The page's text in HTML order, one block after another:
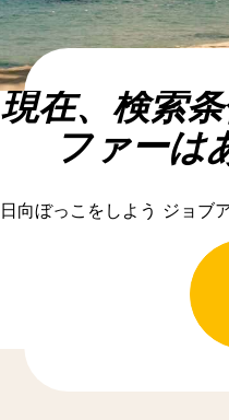
現在、検索
ファーは
日向ぼっこをしよう ジョブ